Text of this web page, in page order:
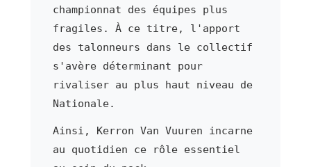
championnat des équipes plus
fragiles. À ce titre, l'apport
des talonneurs dans le collectif
s'avère déterminant pour
rivaliser au plus haut niveau de
Nationale.
Ainsi, Kerron Van Vuuren incarne
au quotidien ce rôle essentiel